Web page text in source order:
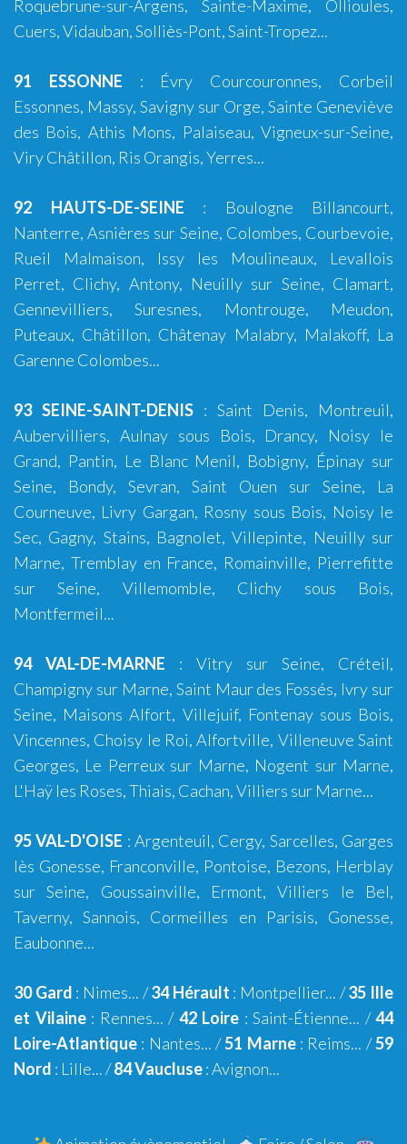
Roquebrune-sur-Argens, Sainte-Maxime, Ollioules,
Cuers,Vidauban, Solliès-Pont,Saint-Tropez...
91 ESSONNE : Évry Courcouronnes, Corbeil
Essonnes, Massy, Savigny sur Orge, Sainte Geneviève
des Bois, Athis Mons, Palaiseau, Vigneux-sur-Seine,
Viry Châtillon, Ris Orangis, Yerres...
92 HAUTS-DE-SEINE : Boulogne Billancourt,
Nanterre, Asnières sur Seine, Colombes, Courbevoie,
Rueil Malmaison, Issy les Moulineaux, Levallois
Perret, Clichy, Antony, Neuilly sur Seine, Clamart,
Gennevilliers, Suresnes, Montrouge, Meudon,
Puteaux, Châtillon, Châtenay Malabry, Malakoff, La
Garenne Colombes...
93 SEINE-SAINT-DENIS : Saint Denis, Montreuil,
Aubervilliers, Aulnay sous Bois, Drancy, Noisy le
Grand, Pantin, Le Blanc Menil, Bobigny, Épinay sur
Seine, Bondy, Sevran, Saint Ouen sur Seine, La
Courneuve, Livry Gargan, Rosny sous Bois, Noisy le
Sec, Gagny, Stains, Bagnolet, Villepinte, Neuilly sur
Marne, Tremblay en France, Romainville, Pierrefitte
sur Seine, Villemomble, Clichy sous Bois,
Montfermeil...
94 VAL-DE-MARNE : Vitry sur Seine, Créteil,
Champigny sur Marne, Saint Maur des Fossés, Ivry sur
Seine, Maisons Alfort, Villejuif, Fontenay sous Bois,
Vincennes, Choisy le Roi, Alfortville, Villeneuve Saint
Georges, Le Perreux sur Marne, Nogent sur Marne,
L'Haÿ les Roses, Thiais, Cachan, Villiers sur Marne...
95 VAL-D'OISE :Argenteuil, Cergy, Sarcelles, Garges
lès Gonesse, Franconville, Pontoise, Bezons, Herblay
sur Seine, Goussainville, Ermont,Villiers le Bel,
Taverny,Sannois, Cormeilles en Parisis, Gonesse,
Eaubonne...
30 Gard : Nimes... /34 Hérault : Montpellier... /35 Ille
et Vilaine: Rennes... / 42 Loire : Saint-Étienne... /44
Loire-Atlantique : Nantes... /51 Marne: Reims... /59
Nord : Lille... /84 Vaucluse:Avignon...